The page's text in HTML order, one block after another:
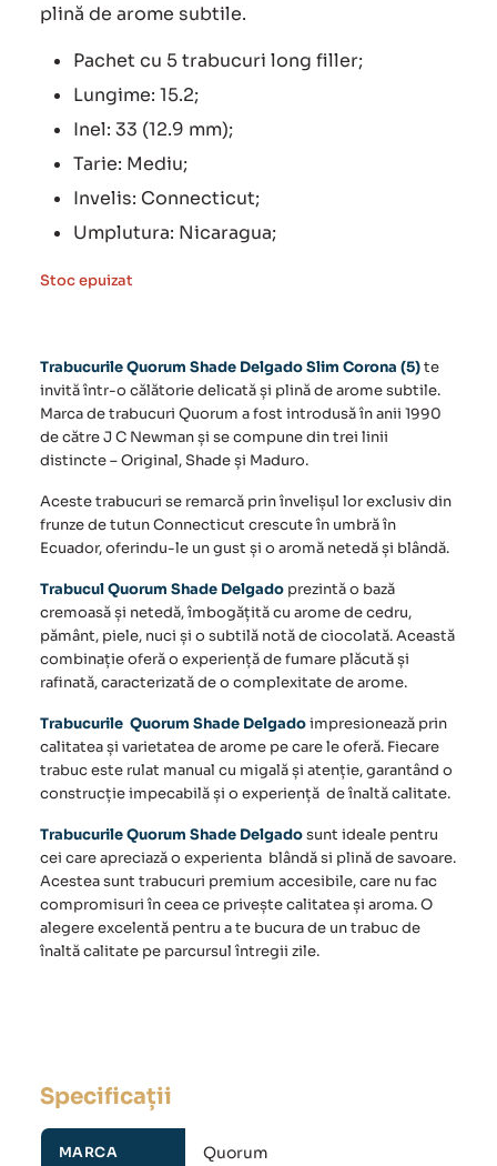
plină de arome subtile.
Pachet cu 5 trabucuri long filler;
Lungime: 15.2;
Inel: 33 (12.9 mm);
Tarie: Mediu;
Invelis: Connecticut;
Umplutura: Nicaragua;
Stoc epuizat
Trabucurile Quorum Shade Delgado Slim Corona (5)te
invită într-o călătorie delicată și plină de arome subtile.
Marca de trabucuri Quorum a fost introdusă în anii 1990
de către J C Newman și se compune din trei linii
distincte – Original, Shade și Maduro.
Aceste trabucuri se remarcă prin învelișul lor exclusiv din
frunze de tutun Connecticut crescute în umbră în
Ecuador, oferindu-le un gust și o aromă netedă și blândă.
Trabucul Quorum Shade Delgado prezintă o bază
cremoasă și netedă, îmbogățită cu arome de cedru,
pământ, piele, nuci și o subtilă notă de ciocolată. Această
combinație oferă o experiență de fumare plăcută și
rafinată, caracterizată de o complexitate de arome.
Trabucurile Quorum Shade Delgadoimpresionează prin
calitatea și varietatea de arome pe care le oferă. Fiecare
trabuc este rulat manual cu migală și atenție, garantând o
construcție impecabilă și o experiență de înaltă calitate.
Trabucurile Quorum Shade Delgadosunt ideale pentru
cei care apreciază o experienta blândă si plină de savoare.
Acestea sunt trabucuri premium accesibile, care nu fac
compromisuri în ceea ce privește calitatea și aroma. O
alegere excelentă pentru a te bucura de un trabuc de
înaltă calitate pe parcursul întregii zile.
Specificații
MARCA Quorum